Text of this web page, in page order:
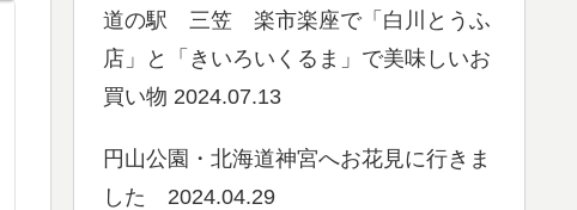
道の駅 三笠 楽市楽座で「白川とうふ
店」と「きいろいくるま」で美味しいお
買い物 2024.07.13
円山公園・北海道神宮へお花見に行きま
した 2024.04.29